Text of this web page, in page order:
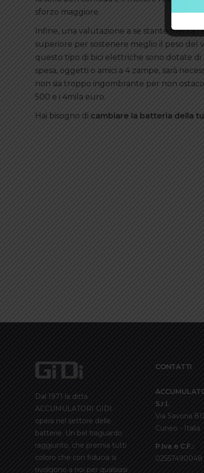
sforzo maggiore.
Infine, una valutazione a se stante merita
superiore per sostenere meglio il peso del
questo tipo di bici elettriche sono dotate
spesa, oggetti o amici a 4 zampe, sarà
non sia troppo ingombrante per non
500 e i 4mila euro.
Hai bisogno di cambiare la batteria della
Dal 1971 la ditta
ACCUMULATORI GIDI
opera nel settore delle
batterie. Un bel traguardo
raggiunto, che premia tutti
coloro che con fiducia si
rivolgono a noi per qualsiasi
CONTATTI
S.r.l.
Via Savona
Cuneo - Italia
P.Iva e C.F.:
02557490048